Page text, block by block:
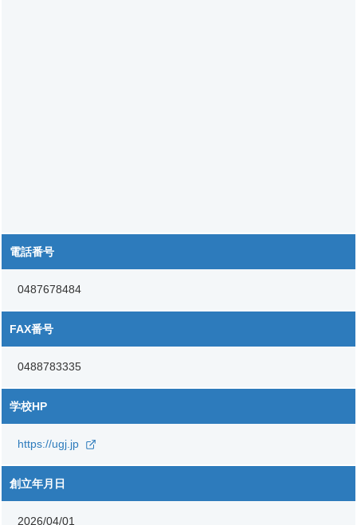
電話番号
0487678484
FAX番号
0488783335
学校HP
https://ugj.jp
創立年月日
2026/04/01